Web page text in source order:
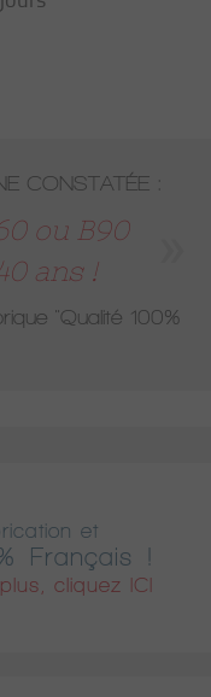
CONSTATÉE :
ou B90
ans !
"Qualité 100%
et
Français !
cliquez ICI